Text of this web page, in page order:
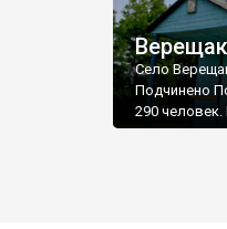
Село
Подчинено
290